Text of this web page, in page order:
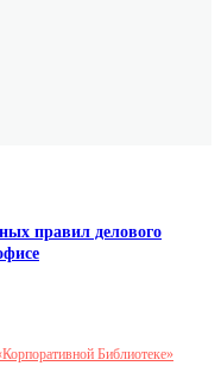
правил делового
Библиотеке»